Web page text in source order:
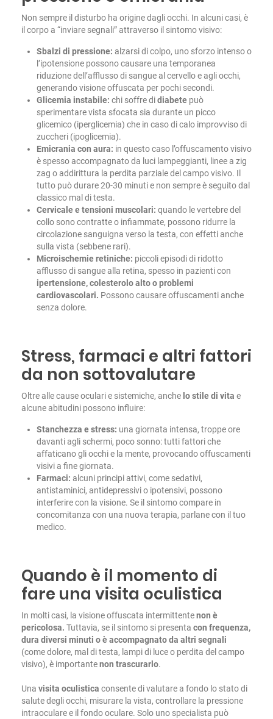
Non sempre il disturbo ha origine dagli occhi. In alcuni casi, è
il corpo a “inviare segnali” attraverso il sintomo visivo:
Sbalzi di pressione: alzarsi di colpo, uno sforzo intenso o
l’ipotensione possono causare una temporanea
riduzione dell’afflusso di sangue al cervello e agli occhi,
generando visione offuscata per pochi secondi.
Glicemia instabile: chi soffre didiabete può
sperimentare vista sfocata sia durante un picco
glicemico (iperglicemia) che in caso di calo improvviso di
zuccheri (ipoglicemia).
Emicrania con aura: in questo caso l’offuscamento visivo
è spesso accompagnato da luci lampeggianti, linee a zig
zag o addirittura la perdita parziale del campo visivo. Il
tutto può durare 20-30 minuti e non sempre è seguito dal
classico mal di testa.
Cervicale e tensioni muscolari: quando le vertebre del
collo sono contratte o infiammate, possono ridurre la
circolazione sanguigna verso la testa, con effetti anche
sulla vista (sebbene rari).
Microischemie retiniche: piccoli episodi di ridotto
afflusso di sangue alla retina, spesso in pazienti con
ipertensione, colesterolo alto o problemi
cardiovascolari. Possono causare offuscamenti anche
senza dolore.
Stress, farmaci e altri fattori
da non sottovalutare
Oltre alle cause oculari e sistemiche, anche lo stile di vita e
alcune abitudini possono influire:
Stanchezza e stress: una giornata intensa, troppe ore
davanti agli schermi, poco sonno: tutti fattori che
affaticano gli occhi e la mente, provocando offuscamenti
visivi a fine giornata.
Farmaci: alcuni principi attivi, come sedativi,
antistaminici, antidepressivi o ipotensivi, possono
interferire con la visione. Se il sintomo compare in
concomitanza con una nuova terapia, parlane con il tuo
medico.
Quando è il momento di
fare una visita oculistica
In molti casi, la visione offuscata intermittentenon è
pericolosa. Tuttavia, se il sintomo si presenta con frequenza,
dura diversi minuti o è accompagnato da altri segnali
(come dolore, mal di testa, lampi di luce o perdita del campo
visivo), è importantenon trascurarlo.
Una visita oculistica consente di valutare a fondo lo stato di
salute degli occhi, misurare la vista, controllare la pressione
intraoculare e il fondo oculare. Solo uno specialista può